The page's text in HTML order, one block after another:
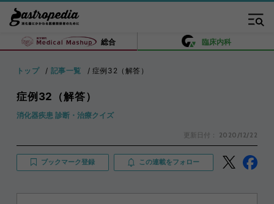
総合 臨床内科
トップ 記事一覧 症例32（解答）
症例32（解答）
消化器疾患 診断・治療クイズ
更新日付： 2020/12/22
ブックマーク登録 この連載をフォロー